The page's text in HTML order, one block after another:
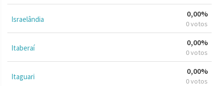
Israelândia
0,00%
0 votos
Itaberaí
0,00%
0 votos
Itaguari
0,00%
0 votos